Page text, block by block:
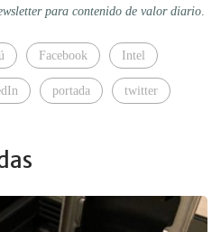
para contenido de valor diario
Facebook Intel
portada twitter